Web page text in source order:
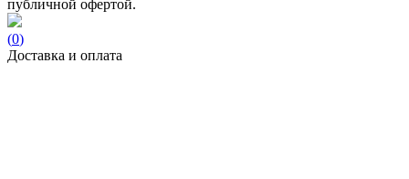
публичной офертой.
(0)
Доставка и оплата